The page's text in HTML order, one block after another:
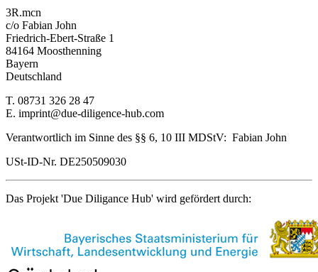
3R.mcn
c/o Fabian John
Friedrich-Ebert-Straße 1
84164 Moosthenning
Bayern
Deutschland
T. 08731 326 28 47
E. imprint@due-diligence-hub.com
Verantwortlich im Sinne des §§ 6, 10 III MDStV: Fabian John
USt-ID-Nr. DE250509030
Das Projekt 'Due Diligance Hub' wird gefördert durch: